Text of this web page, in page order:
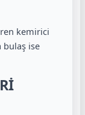
kemirici
bulaş ise